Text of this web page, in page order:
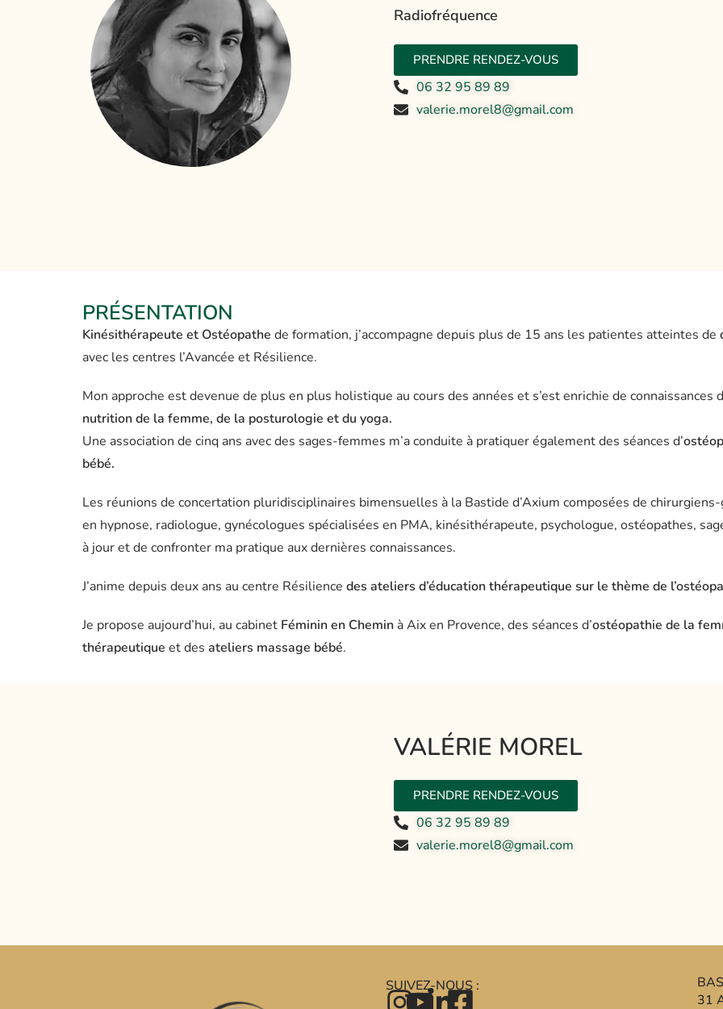
Radiofréquence
PRENDRE RENDEZ-VOUS
06 32 95 89 89
valerie.morel8@gmail.com
PRÉSENTATION
Kinésithérapeute et Ostéopathe de formation, j’accompagne depuis plus de 15 ans les patientes atteintes de
avec les centres l’Avancée et Résilience.
Mon approche est devenue de plus en plus holistique au cours des années et s’est enrichie de connaissances
nutrition de la femme, de la posturologie et du yoga.
Une association de cinq ans avec des sages-femmes m’a conduite à pratiquer également des séances d’
bébé.
Les réunions de concertation pluridisciplinaires bimensuelles à la Bastide d’Axium composées de
en hypnose, radiologue, gynécologues spécialisées en PMA, kinésithérapeute, psychologue, ostéopathes,
à jour et de confronter ma pratique aux dernières connaissances.
J’anime depuis deux ans au centre Résilience des ateliers d’éducation thérapeutique sur le thème de
Je propose aujourd’hui, au cabinet Féminin en Chemin à Aix en Provence, des séances d’ostéopathie de la
thérapeutique et des ateliers massage bébé.
VALÉRIE MOREL
PRENDRE RENDEZ-VOUS
06 32 95 89 89
valerie.morel8@gmail.com
SUIVEZ-NOUS :
31